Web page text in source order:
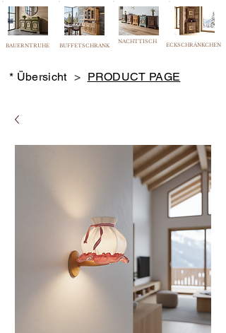
BAUERNTRUHE BUFFETSCHRANK
NACHTTISCH
ECKSCHRÄNKCHEN
* Übersicht > PRODUCT PAGE